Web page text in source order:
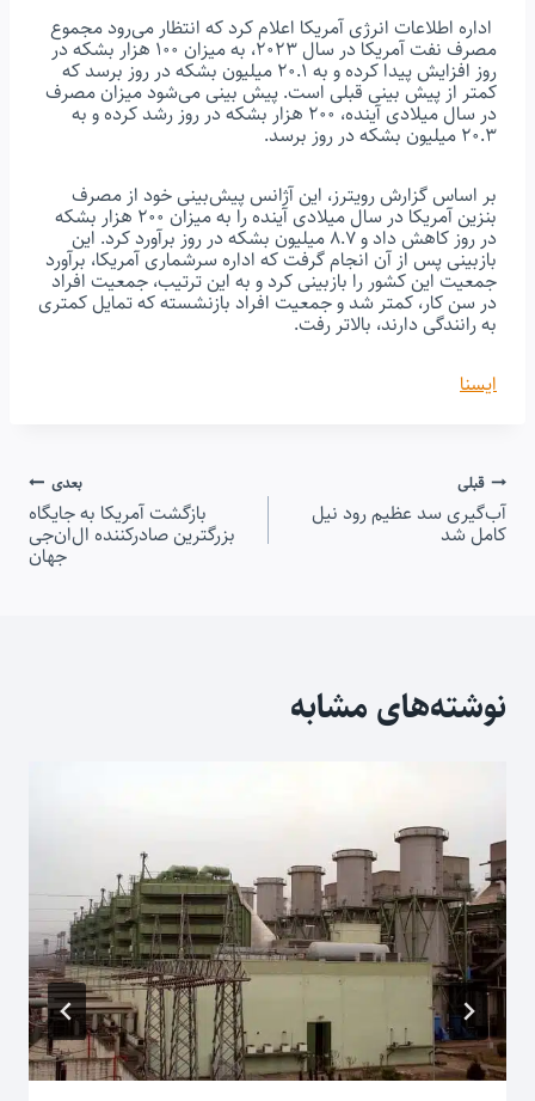
اداره اطلاعات انرژی آمریکا اعلام کرد که انتظار می‌رود مجموع
مصرف نفت آمریکا در سال ۲۰۲۳، به میزان ۱۰۰ هزار بشکه در
روز افزایش پیدا کرده و به ۲۰.۱ میلیون بشکه در روز برسد که
کمتر از پیش بینی قبلی است. پیش بینی می‌شود میزان مصرف
در سال میلادی آینده، ۲۰۰ هزار بشکه در روز رشد کرده و به
۲۰.۳ میلیون بشکه در روز برسد.
بر اساس گزارش رویترز، این آژانس پیش‌بینی خود از مصرف
بنزین آمریکا در سال میلادی آینده را به میزان ۲۰۰ هزار بشکه
در روز کاهش داد و ۸.۷ میلیون بشکه در روز برآورد کرد. این
بازبینی پس از آن انجام گرفت که اداره سرشماری آمریکا، برآورد
جمعیت این کشور را بازبینی کرد و به این ترتیب، جمعیت افراد
در سن کار، کمتر شد و جمعیت افراد بازنشسته که تمایل کمتری
به رانندگی دارند، بالاتر رفت.
ایسنا
راهبری
نوشته
قبلی
آب‌گیری سد عظیم رود نیل
کامل شد
بعدی
بازگشت آمریکا به جایگاه
بزرگترین صادرکننده ال‌ان‌جی
جهان
نوشته‌های مشابه